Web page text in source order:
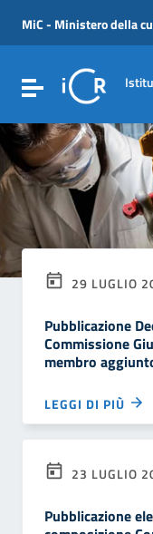
Vai al menu di
Vai al footer
MiC - Ministero della
Attiva / disattiva la
29 LUGLIO
Pubblicazione
Commissione
membro
LEGGI DI PIÙ
23 LUGLIO
Pubblicazione